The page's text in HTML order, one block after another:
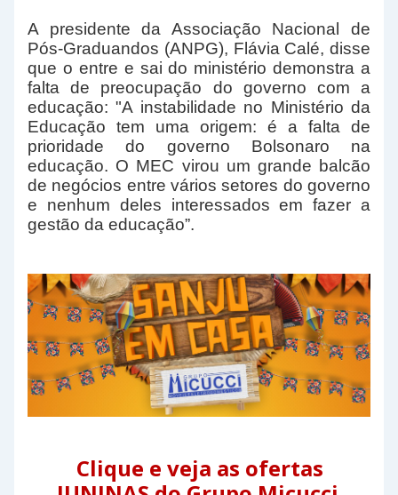
A presidente da Associação Nacional de
Pós-Graduandos (ANPG), Flávia Calé, disse
que o entre e sai do ministério demonstra a
falta de preocupação do governo com a
educação: "A instabilidade no Ministério da
Educação tem uma origem: é a falta de
prioridade do governo Bolsonaro na
educação. O MEC virou um grande balcão
de negócios entre vários setores do governo
e nenhum deles interessados em fazer a
gestão da educação”.
Clique e veja as ofertas